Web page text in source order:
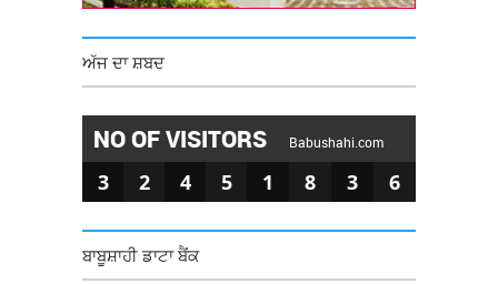
ਅੱਜ ਦਾ ਸ਼ਬਦ
NO OF VISITORS Babushahi.com
3 2 4 5 1 8 3 6
ਬਾਬੂਸ਼ਾਹੀ ਡਾਟਾ ਬੈਂਕ